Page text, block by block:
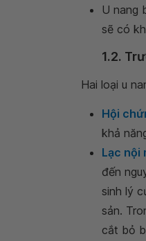
U nang
sẽ có
1.2.
Hai loại u
Hội
khả
Lạc nội
đến
sinh lý
sản.
cắt bỏ